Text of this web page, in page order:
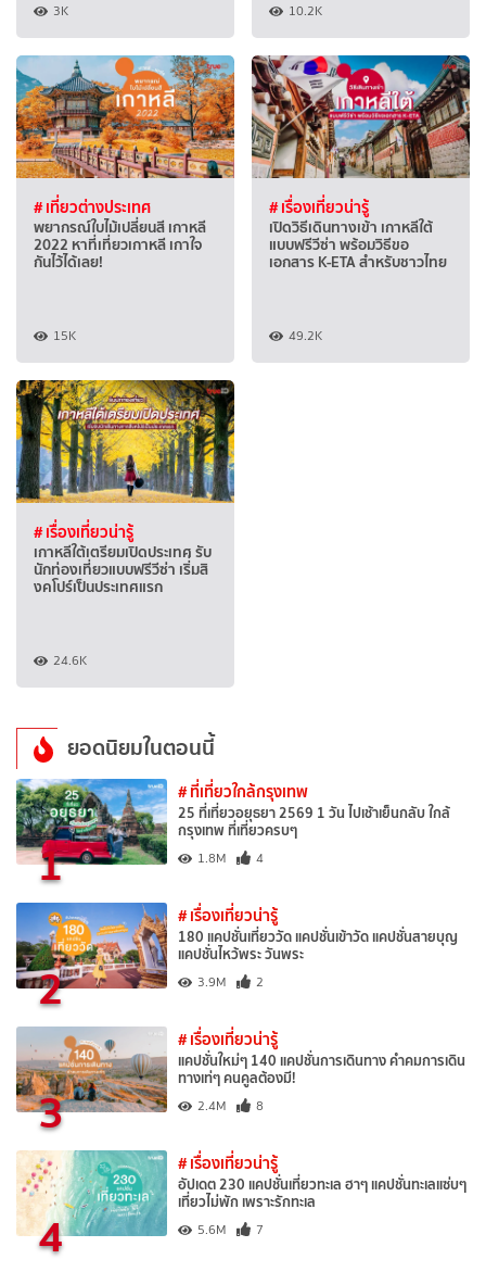
3K 10.2K
# เที่ยวต่างประเทศ
พยากรณ์ใบไม้เปลี่ยนสี เกาหลี
2022 หาที่เที่ยวเกาหลี เกาใจ
กันไว้ได้เลย!
15K
# เรื่องเที่ยวน่ารู้
เปิดวิธีเดินทางเข้า เกาหลีใต้
แบบฟรีวีซ่า พร้อมวิธีขอ
เอกสาร K-ETA สำหรับชาวไทย
49.2K
# เรื่องเที่ยวน่ารู้
เกาหลีใต้เตรียมเปิดประเทศ รับ
นักท่องเที่ยวแบบฟรีวีซ่า เริ่่มสิ
งคโปร์เป็นประเทศแรก
24.6K
ยอดนิยมในตอนนี้
1
# ที่เที่ยวใกล้กรุงเทพ
25 ที่เที่ยวอยุธยา 2569 1 วัน ไปเช้าเย็นกลับ ใกล้
กรุงเทพ ที่เที่ยวครบๆ
1.8M 4
2
# เรื่องเที่ยวน่ารู้
180 แคปชั่นเที่ยววัด แคปชั่นเข้าวัด แคปชั่นสายบุญ
แคปชั่นไหว้พระ วันพระ
3.9M 2
3
# เรื่องเที่ยวน่ารู้
แคปชั่นใหม่ๆ 140 แคปชั่นการเดินทาง คำคมการเดิน
ทางเท่ๆ คนคูลต้องมี!
2.4M 8
4
# เรื่องเที่ยวน่ารู้
อัปเดต 230 แคปชั่นเที่ยวทะเล ฮาๆ แคปชั่นทะเลแซ่บๆ
เที่ยวไม่พัก เพราะรักทะเล
5.6M 7